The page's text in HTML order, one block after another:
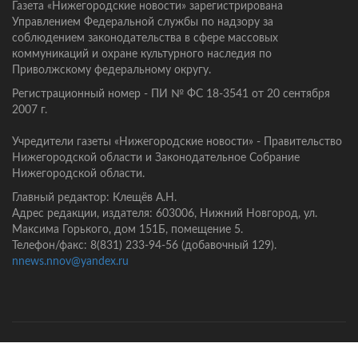
Газета «Нижегородские новости» зарегистрирована
Управлением Федеральной службы по надзору за
соблюдением законодательства в сфере массовых
коммуникаций и охране культурного наследия по
Приволжскому федеральному округу.
Регистрационный номер - ПИ № ФС 18-3541 от 20 сентября
2007 г.
Учредители газеты «Нижегородские новости» - Правительство
Нижегородской области и Законодательное Собрание
Нижегородской области.
Главный редактор: Клещёв А.Н.
Адрес редакции, издателя: 603006, Нижний Новгород, ул.
Максима Горького, дом 151Б, помещение 5.
Телефон/факс: 8(831) 233-94-56 (добавочный 129).
nnews.nnov@yandex.ru